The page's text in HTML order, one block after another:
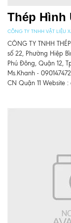
Thép Hình
CÔNG TY TNHH VẬT LIỆU
CÔNG TY TNHH
số 22, Phường Hiệp
Phú Đông, Quận 12,
Ms.Khanh -
CN Quận 11 Website